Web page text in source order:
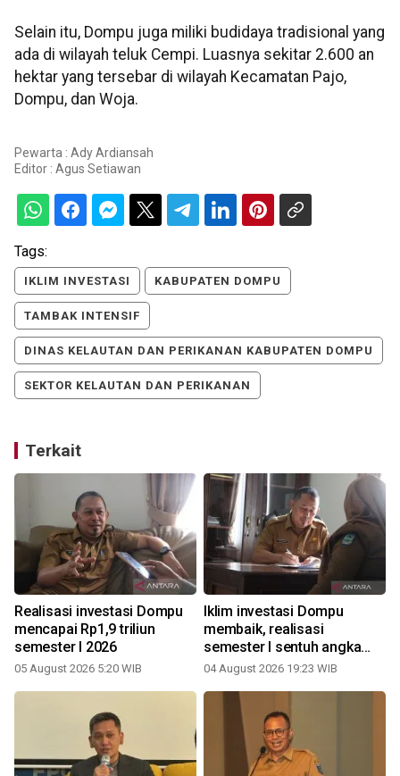
Selain itu, Dompu juga miliki budidaya tradisional yang
ada di wilayah teluk Cempi. Luasnya sekitar 2.600 an
hektar yang tersebar di wilayah Kecamatan Pajo,
Dompu, dan Woja.
Pewarta : Ady Ardiansah
Editor : Agus Setiawan
Tags:
IKLIM INVESTASI KABUPATEN DOMPU
TAMBAK INTENSIF
DINAS KELAUTAN DAN PERIKANAN KABUPATEN DOMPU
SEKTOR KELAUTAN DAN PERIKANAN
Terkait
Realisasi investasi Dompu
mencapai Rp1,9 triliun
semester I 2026
05 August 2026 5:20 WIB
Iklim investasi Dompu
membaik, realisasi
semester I sentuh angka
Rp.1,9 triliun
04 August 2026 19:23 WIB